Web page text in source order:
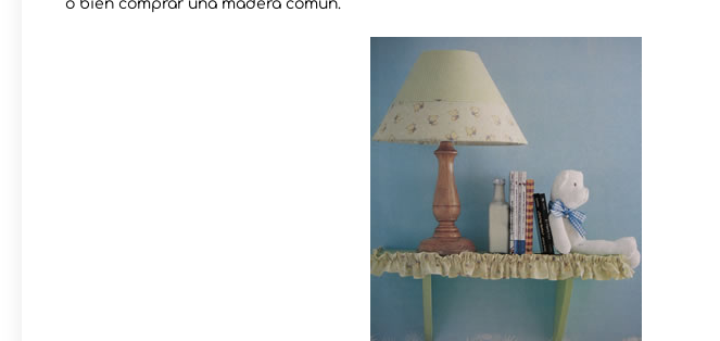
o bien comprar una madera común.